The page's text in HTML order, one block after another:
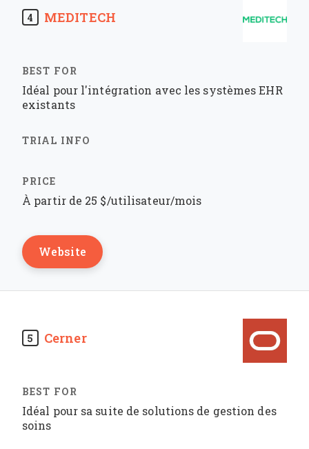
4 MEDITECH
Idéal pour l'intégration avec les systèmes EHR
existants
À partir de 25 $/utilisateur/mois
Website
5 Cerner
Idéal pour sa suite de solutions de gestion des
soins